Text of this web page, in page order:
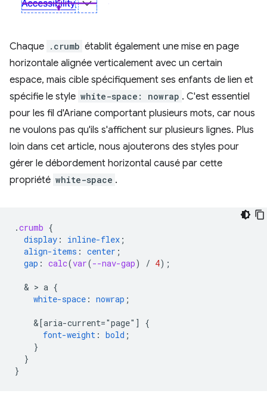
Chaque .crumb établit également une mise en page
horizontale alignée verticalement avec un certain
espace, mais cible spécifiquement ses enfants de lien et
spécifie le style white-space: nowrap . C'est essentiel
pour les fil d'Ariane comportant plusieurs mots, car nous
ne voulons pas qu'ils s'affichent sur plusieurs lignes. Plus
loin dans cet article, nous ajouterons des styles pour
gérer le débordement horizontal causé par cette
propriété white-space .
.crumb {
display : inline-flex ;
align-items : center ;
gap : calc(var(--nav-gap) / 4);
  & >
a {
white-space : nowrap ;
&[aria-current="page"]
{
font-weight : bold ;
}
}
}